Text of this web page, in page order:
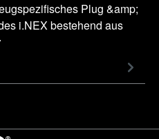
Plug &amp;
i.NEX bestehend aus